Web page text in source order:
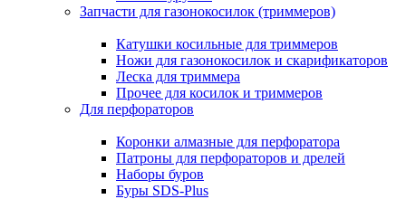
Запчасти для газонокосилок (триммеров)
Катушки косильные для триммеров
Ножи для газонокосилок и скарификаторов
Леска для триммера
Прочее для косилок и триммеров
Для перфораторов
Коронки алмазные для перфоратора
Патроны для перфораторов и дрелей
Наборы буров
Буры SDS-Plus